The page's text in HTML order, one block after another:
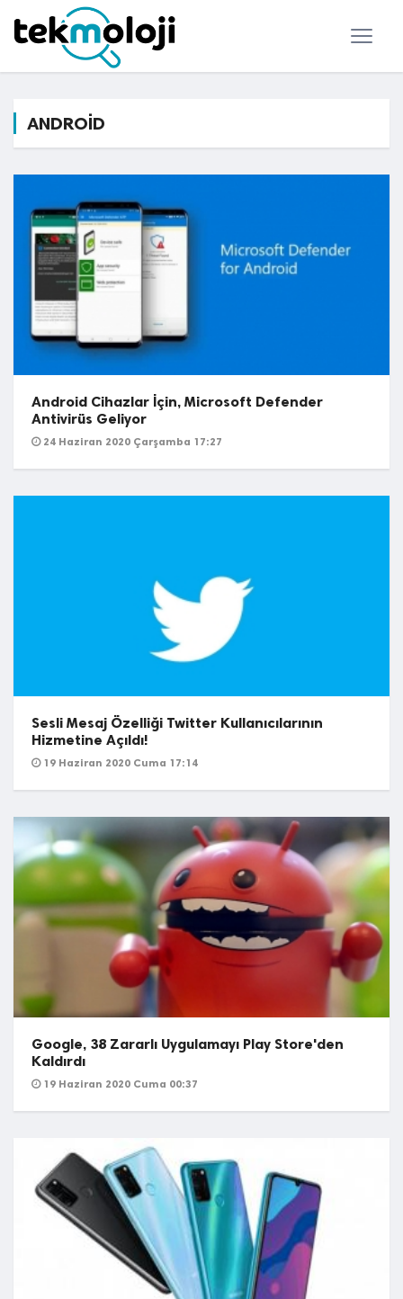
ANDROİD
Android Cihazlar İçin, Microsoft Defender
Antivirüs Geliyor
24 Haziran 2020 Çarşamba 17:27
Sesli Mesaj Özelliği Twitter Kullanıcılarının
Hizmetine Açıldı!
19 Haziran 2020 Cuma 17:14
Google, 38 Zararlı Uygulamayı Play Store'den
Kaldırdı
19 Haziran 2020 Cuma 00:37